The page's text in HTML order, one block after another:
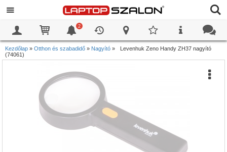
2
Kezdőlap » Otthon és szabadidő » Nagyító »
Levenhuk Zeno Handy ZH37 nagyító
(74061)
0
0